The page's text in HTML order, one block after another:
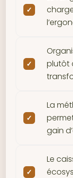
plutôt
La
gain
Le